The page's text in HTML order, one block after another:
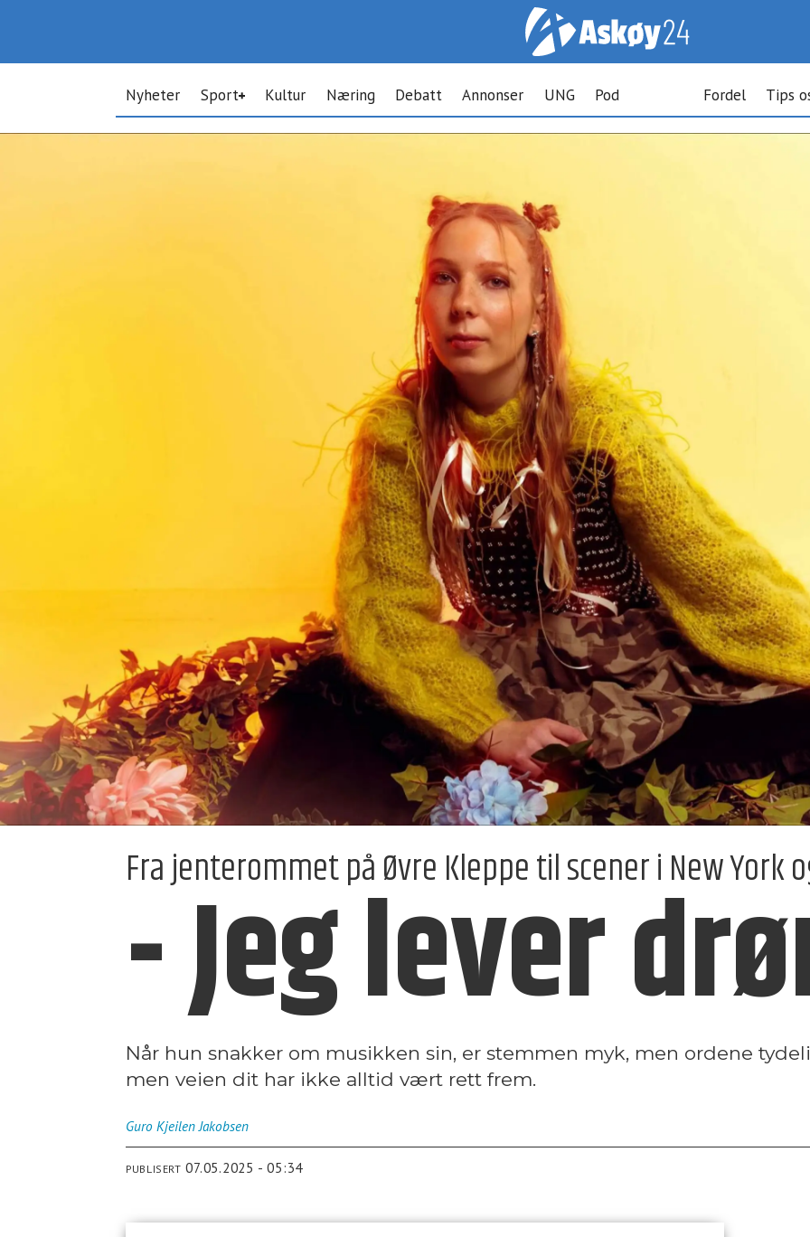
Nyheter Sport Kultur Næring Debatt Annonser UNG Pod Fordel Tips
Fra jenterommet på Øvre Kleppe til scener i New York
- Jeg lever
Når hun snakker om musikken sin, er stemmen myk, men ordene
men veien dit har ikke alltid vært rett frem.
Guro Kjeilen Jakobsen
PUBLISERT 07.05.2025 - 05:34